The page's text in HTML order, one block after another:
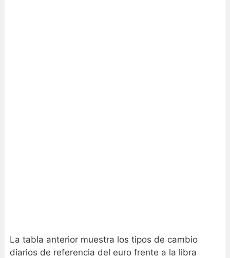
La tabla anterior muestra los tipos de cambio
diarios de referencia del euro frente a la libra